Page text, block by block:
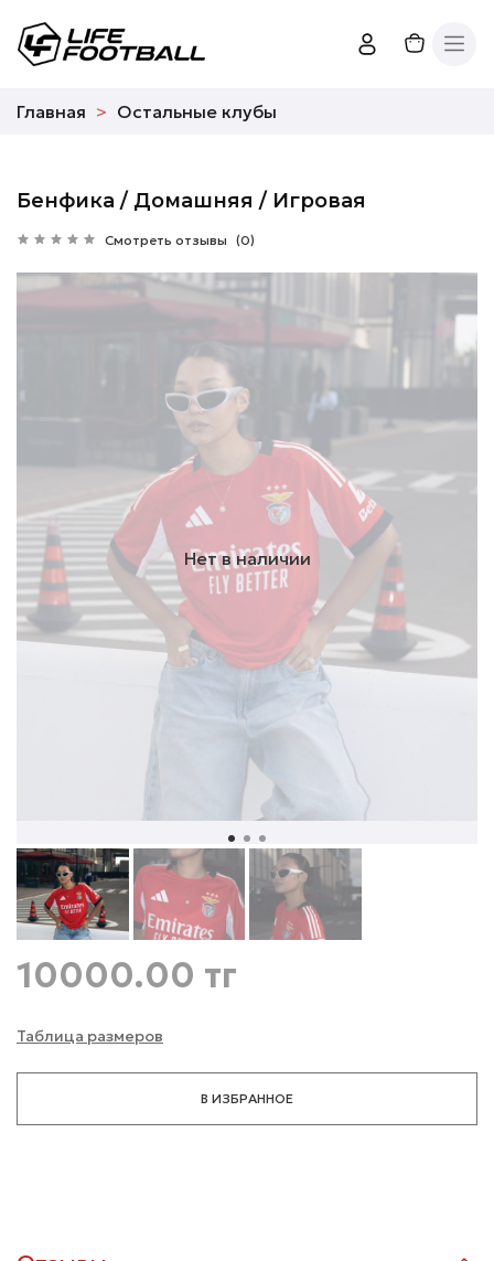
Главная Остальные клубы
Нет в наличии
Бенфика / Домашняя / Игровая
Смотреть отзывы (0)
Таблица размеров
10000.00 тг
В ИЗБРАННОЕ